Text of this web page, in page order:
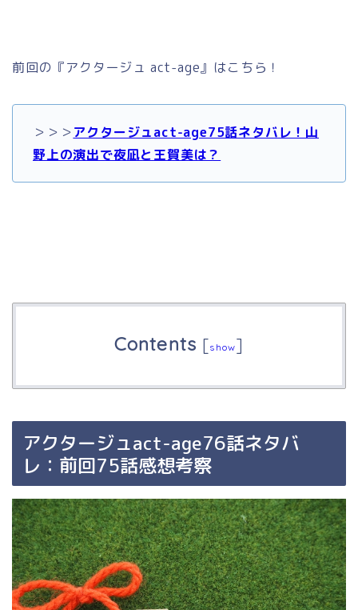
前回の『アクタージュ act-age』はこちら！
＞＞＞アクタージュact-age75話ネタバレ！山
野上の演出で夜凪と王賀美は？
Contents [show]
アクタージュact-age76話ネタバ
レ：前回75話感想考察